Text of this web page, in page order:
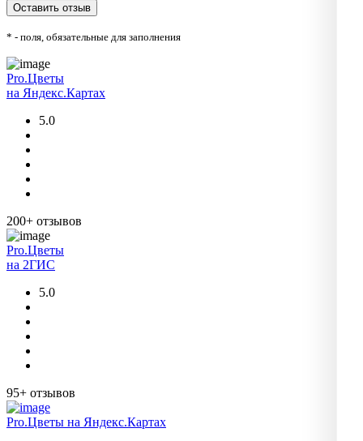
* - поля, обязательные для заполнения
Pro.Цветы
на Яндекс.Картах
5.0
200+ отзывов
Pro.Цветы
на 2ГИС
5.0
95+ отзывов
Pro.Цветы на Яндекс.Картах